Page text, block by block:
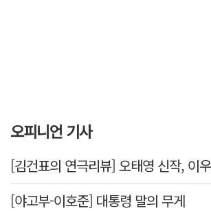
오피니언 기사
[야고부-이호준] 대통령 말의 무게